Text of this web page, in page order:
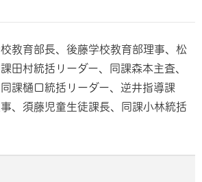
教育部長、後藤学校教育部理事、松
田村統括リーダー、同課森本主査、
課樋口統括リーダー、逆井指導課
、須藤児童生徒課長、同課小林統括